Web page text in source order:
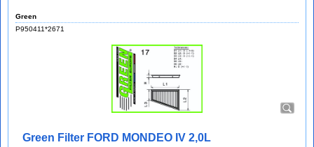
Green
P950411*2671
Green Filter FORD MONDEO IV 2,0L